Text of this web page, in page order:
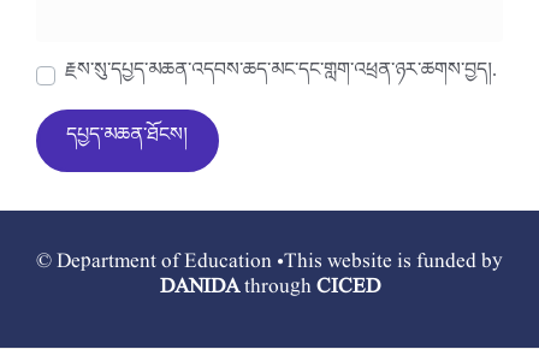
རྗེས་སུ་དཔྱད་མཆན་འདེབས་ཆེད་མིང་དང་གློག་འཕྲིན་ཉར་ཚགས་བྱེད།.
© Department of Education •This website is funded by
DANIDAthroughCICED